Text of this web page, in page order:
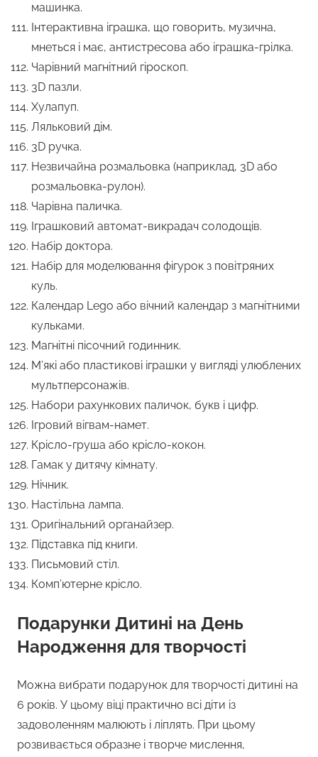
машинка.
Інтерактивна іграшка, що говорить, музична,
мнеться і має, антистресова або іграшка-грілка.
Чарівний магнітний гіроскоп.
3D пазли.
Хулапуп.
Ляльковий дім.
3D ручка.
Незвичайна розмальовка (наприклад, 3D або
розмальовка-рулон).
Чарівна паличка.
Іграшковий автомат-викрадач солодощів.
Набір доктора.
Набір для моделювання фігурок з повітряних
куль.
Календар Lego або вічний календар з магнітними
кульками.
Магнітні пісочний годинник.
М’які або пластикові іграшки у вигляді улюблених
мультперсонажів.
Набори рахункових паличок, букв і цифр.
Ігровий вігвам-намет.
Крісло-груша або крісло-кокон.
Гамак у дитячу кімнату.
Нічник.
Настільна лампа.
Оригінальний органайзер.
Підставка під книги.
Письмовий стіл.
Комп’ютерне крісло.
Подарунки Дитині на День
Народження для творчості
Можна вибрати подарунок для творчості дитині на
6 років. У цьому віці практично всі діти із
задоволенням малюють і ліплять. При цьому
розвивається образне і творче мислення,